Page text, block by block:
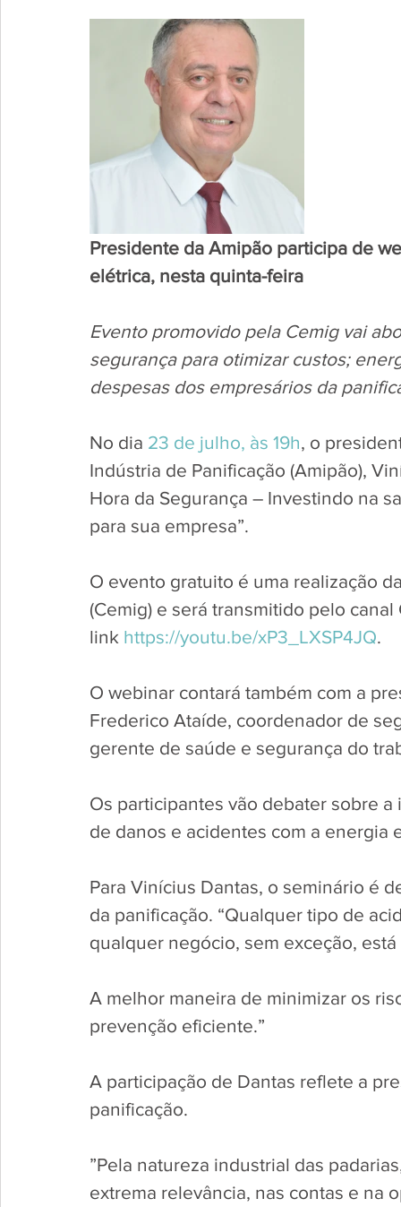
Presidente da Amipão participa de
elétrica, nesta quinta-feira
Evento promovido pela Cemig vai
segurança para otimizar custos;
despesas dos empresários da
No dia 23 de julho, às 19h, o
Indústria de Panificação (Amipão),
Hora da Segurança – Investindo na
para sua empresa”.
O evento gratuito é uma realização
(Cemig) e será transmitido pelo
link https://youtu.be/xP3_LXSP4JQ.
O webinar contará também com a
Frederico Ataíde, coordenador de
gerente de saúde e segurança do
Os participantes vão debater sobre
de danos e acidentes com a energia
Para Vinícius Dantas, o seminário é
da panificação. “Qualquer tipo de
qualquer negócio, sem exceção,
A melhor maneira de minimizar os
prevenção eficiente.”
A participação de Dantas reflete a
panificação.
”Pela natureza industrial das
extrema relevância, nas contas e na